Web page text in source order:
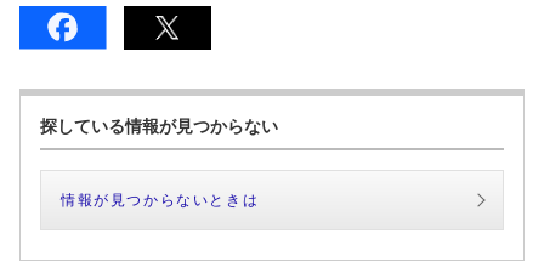
探している情報が見つからない
情報が見つからないときは